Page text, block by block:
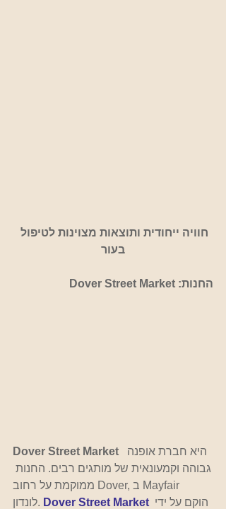
חוויה ייחודית ותוצאות מצוינות לטיפול
בעור
החנות: Dover Street Market
Dover Street Market
גבוהה וקמעונאית של מותגים רבים. החנות
ממוקמת על רחוב Dover, ב Mayfair
לונדון. Dover Street Market הוקם על ידי